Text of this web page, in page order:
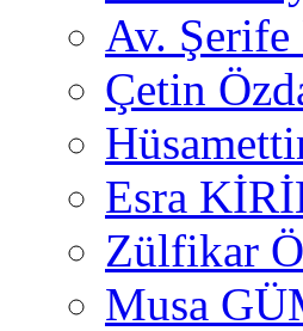
Av.
Çetin
Esra
Zülfikar
Musa